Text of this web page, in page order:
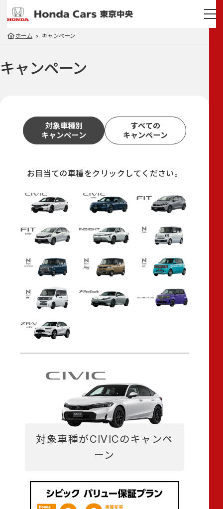
ホーム キャンペーン
キャンペーン
対象車種別
キャンペーン
すべての
キャンペーン
お目当ての車種をクリックしてください。
対象車種がCIVICのキャンペ
ーン